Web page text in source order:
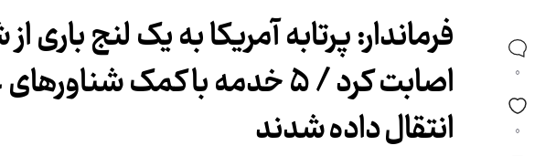
0
0
فرماندار: پرتابه آمریکا به یک لنج
اصابت کرد / ۵ خدمه با کمک
انتقال داده شدند